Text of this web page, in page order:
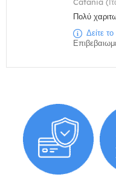
Catania
Πολύ
Δείτε